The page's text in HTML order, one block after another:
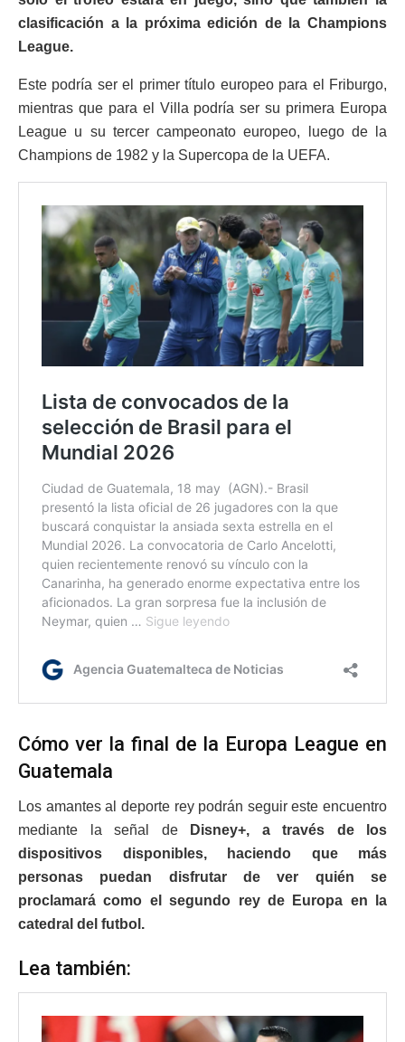
clasificación a la próxima edición de la Champions
League.
Este podría ser el primer título europeo para el Friburgo,
mientras que para el Villa podría ser su primera Europa
League u su tercer campeonato europeo, luego de la
Champions de 1982 y la Supercopa de la UEFA.
Cómo ver la final de la Europa League en
Guatemala
Los amantes al deporte rey podrán seguir este encuentro
mediante la señal de
Disney+, a través de los
dispositivos disponibles, haciendo que más
personas puedan disfrutar de ver quién se
proclamará como el segundo rey de Europa en la
catedral del futbol.
Lea también: